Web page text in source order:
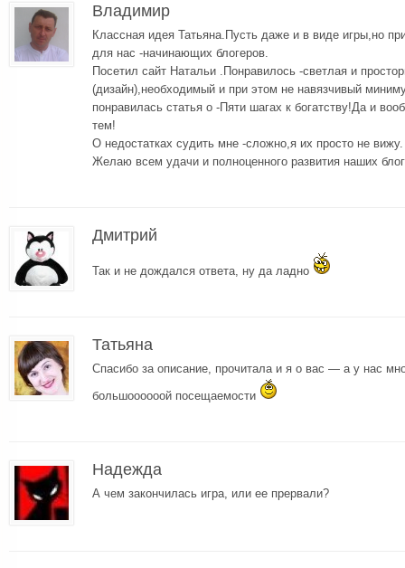
Владимир
Классная идея Татьяна.Пусть даже и в виде игры,но
для нас -начинающих блогеров.
Посетил сайт Натальи .Понравилось -светлая и
(дизайн),необходимый и при этом не навязчивый
понравилась статья о -Пяти шагах к богатству!Да и
тем!
О недостатках судить мне -сложно,я их просто не вижу.
Желаю всем удачи и полноценного развития наших
Дмитрий
Так и не дождался ответа, ну да ладно
Татьяна
Спасибо за описание, прочитала и я о вас — а у нас
большоооооой посещаемости
Надежда
А чем закончилась игра, или ее прервали?